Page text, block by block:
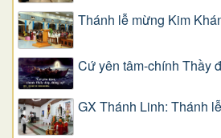
Thánh lễ mừng Kim
Cứ yên tâm-chính Thầy
GX Thánh Linh: Thánh